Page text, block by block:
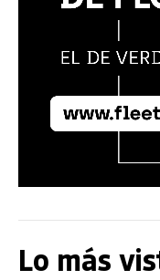
Lo más